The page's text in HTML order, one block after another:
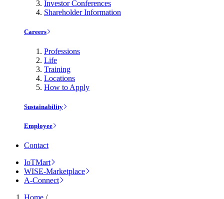
Investor Conferences
Shareholder Information
Careers
Professions
Life
Training
Locations
How to Apply
Sustainability
Employee
Contact
IoTMart
WISE-Marketplace
A-Connect